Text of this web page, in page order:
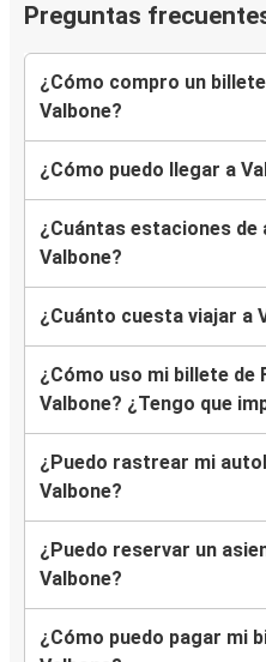
Preguntas
¿Cómo compro un
Valbone?
¿Cómo puedo llegar a
¿Cuántas estaciones de
Valbone?
¿Cuánto cuesta viajar a
¿Cómo uso mi billete de
Valbone? ¿Tengo que
¿Puedo rastrear mi
Valbone?
¿Puedo reservar un
Valbone?
¿Cómo puedo pagar mi